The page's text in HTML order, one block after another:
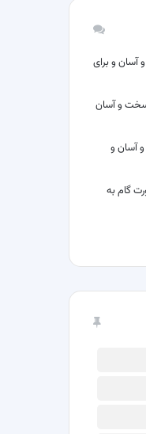
آسان و برای
سخت و آسان
آسان و
گام به